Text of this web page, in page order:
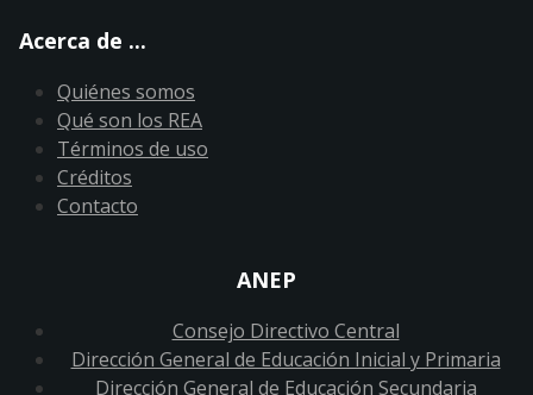
Acerca de ...
Quiénes somos
Qué son los REA
Términos de uso
Créditos
Contacto
ANEP
Consejo Directivo Central
Dirección General de Educación Inicial y Primaria
Dirección General de Educación Secundaria